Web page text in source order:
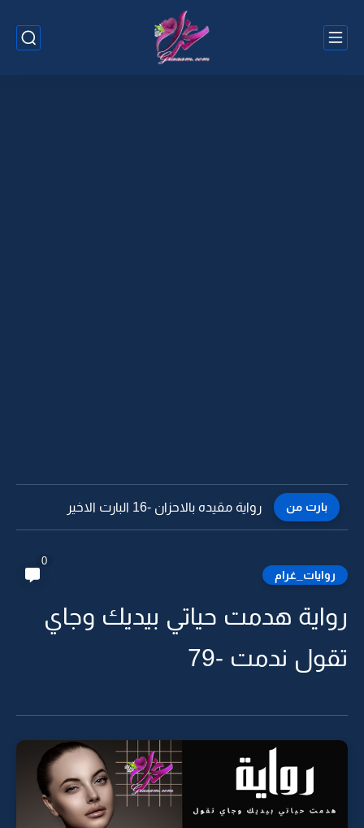
بارت من رواية مقيده بالاحزان -15
روايات_غرام
0
رواية هدمت حياتي بيديك وجاي
تقول ندمت -79